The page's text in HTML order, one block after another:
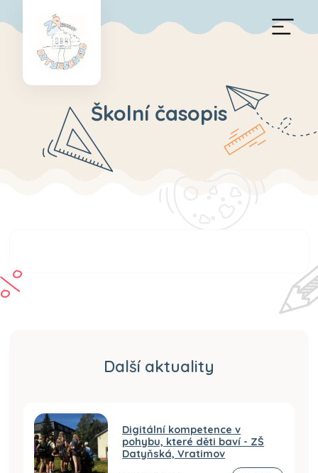
Školní časopis
Další aktuality
Digitální kompetence v
pohybu, které děti baví - ZŠ
Datyňská, Vratimov